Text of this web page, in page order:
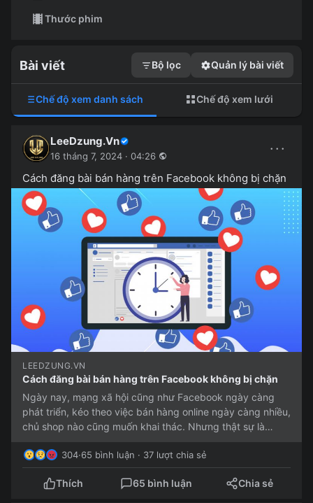
Thước phim
Bài viết Bộ lọc Quản lý bài viết
Chế độ xem danh sách Chế độ xem lưới
LeeDzung.Vn
16 tháng 7, 2024 · 04:26 ···
Cách đăng bài bán hàng trên Facebook không bị chặn
LEEDZUNG.VN
Cách đăng bài bán hàng trên Facebook không bị chặn
Ngày nay, mạng xã hội cũng như Facebook ngày càng
phát triển, kéo theo việc bán hàng online ngày càng nhiều,
chủ shop nào cũng muốn khai thác. Nhưng thật sự là
304·65 bình luận · 37 lượt chia sẻ
Thích 65 bình luận Chia sẻ